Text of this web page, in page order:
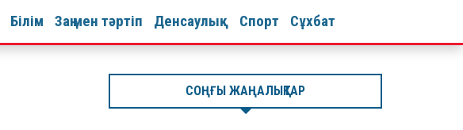
Білім Заң мен тәртіп Денсаулық Спорт Сұхбат
СОҢҒЫ ЖАҢАЛЫҚТАР